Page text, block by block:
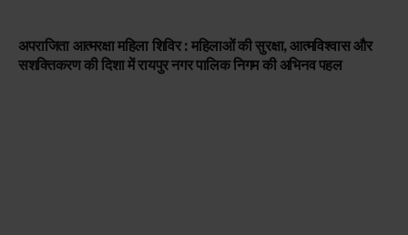
अपराजिता आत्मरक्षा महिला शिविर : महिलाओं की सुरक्षा, आत्मविश्वास और
सशक्तिकरण की दिशा में रायपुर नगर पालिक निगम की अभिनव पहल